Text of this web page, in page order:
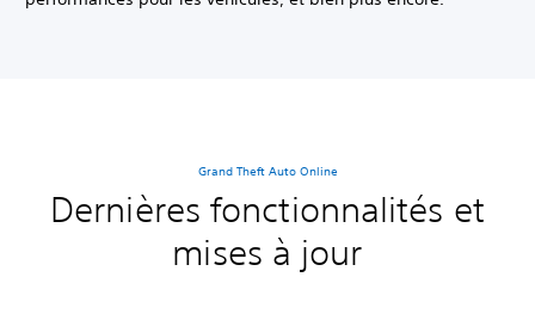
Grand Theft Auto Online
Dernières fonctionnalités et
mises à jour